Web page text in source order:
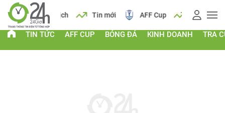
Lịch Tin mới AFF Cup Giá vàng
TIN TỨC AFF CUP BÓNG ĐÁ KINH DOANH TRA